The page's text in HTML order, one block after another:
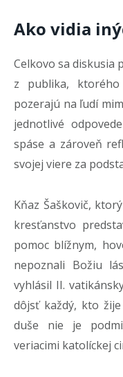
Ako vidia
Celkovo sa diskusia
z publika,
pozerajú na ľudí
jednotlivé
spáse a zároveň
svojej viere za
Kňaz Šaškovič,
kresťanstvo
pomoc blížnym,
nepoznali Božiu
vyhlásil II.
dôjsť každý, kto
duše nie je
veriacimi katolíckej